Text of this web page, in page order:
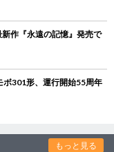
作『永遠の記憶』発売で
301形、運行開始55周年
もっと見る